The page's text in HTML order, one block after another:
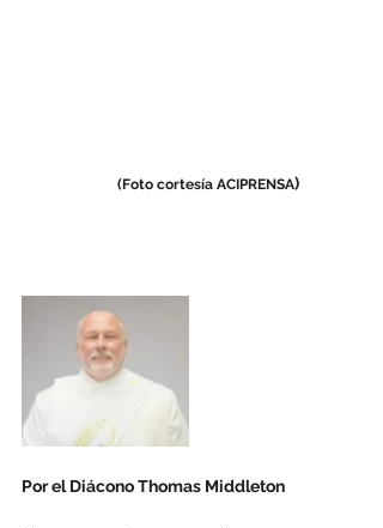
(Foto cortesía ACIPRENSA)
Por el Diácono Thomas Middleton